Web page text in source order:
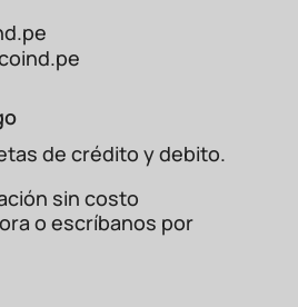
de crédito y debito.
sin costo
o escríbanos por